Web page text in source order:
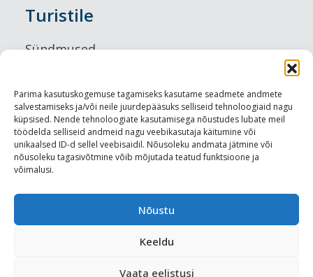
Parima kasutuskogemuse tagamiseks kasutame seadmete andmete
salvestamiseks ja/või neile juurdepääsuks selliseid tehnoloogiaid nagu
küpsised. Nende tehnoloogiate kasutamisega nõustudes lubate meil
töödelda selliseid andmeid nagu veebikasutaja käitumine või
unikaalsed ID-d sellel veebisaidil. Nõusoleku andmata jätmine või
nõusoleku tagasivõtmine võib mõjutada teatud funktsioone ja
võimalusi.
Nõustu
Keeldu
Vaata eelistusi
Turistile
Sündmused
Maitseelamused
Vaatamisväärsused
Visit Tallinn
Turismiprofessionaalile
Harju-, Rapla- ja Läänemaa DMO